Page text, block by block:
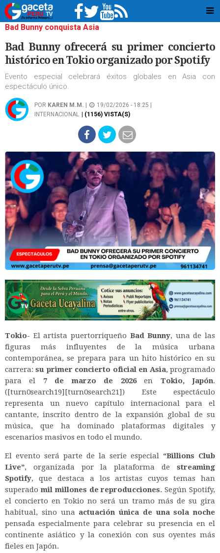
Bad Bunny conquista Asia
Bad Bunny ofrecerá su primer concierto
histórico en Tokio organizado por Spotify
Evento especial celebrará éxitos globales en Asia con
espectáculo único.
POR KAREN M.M.
19/02/2026 - 18:25 |
INTERNACIONAL
| (1156) VISTA(S)
Tokio- El artista puertorriqueño Bad Bunny, una de las
figuras más influyentes de la música urbana
contemporánea, se prepara para un hito histórico en su
carrera:su primer concierto oficial en Asia, programado
para el 7 de marzo de 2026en Tokio, Japón.
([turn0search19][turn0search21]) Este espectáculo
representa un nuevo capítulo internacional para el
cantante, inscrito dentro de la expansión global de su
música, que ha dominado plataformas digitales y
escenarios masivos en todo el mundo.
El evento será parte de la serie especial “Billions Club
Live”, organizada por la plataforma de streaming
Spotify, que destaca a los artistas cuyos temas han
superadomil millones de reproducciones. Según Spotify,
el concierto en Tokio no será un tramo más de su gira
habitual, sino una actuación única de una sola noche
pensada especialmente para celebrar su presencia en el
continente asiático y la conexión con sus oyentes más
fieles en Japón.